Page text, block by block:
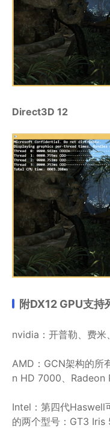
Direct3D 12
附DX12 GPU支持
nvidia：开普勒、费米
AMD：GCN架构的所
n HD 7000、Radeon
Intel：第四代Haswell
的两个型号：GT3 Iris